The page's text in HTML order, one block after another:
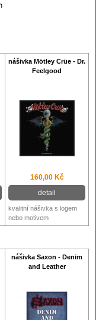
nášivka Mötley Crüe - Dr.
Feelgood
160,00 Kč
detail
kvalitní nášivka s logem
nebo motivem
nášivka Saxon - Denim
and Leather